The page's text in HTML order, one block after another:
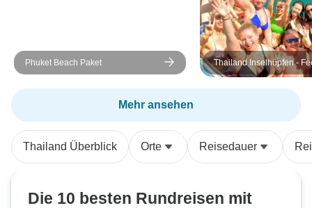
Phuket Beach Paket
Thailand Inselhüpfen -
Travel
Mehr ansehen
Thailand Überblick Orte Reisedauer
Die 10 besten Rundreisen mit